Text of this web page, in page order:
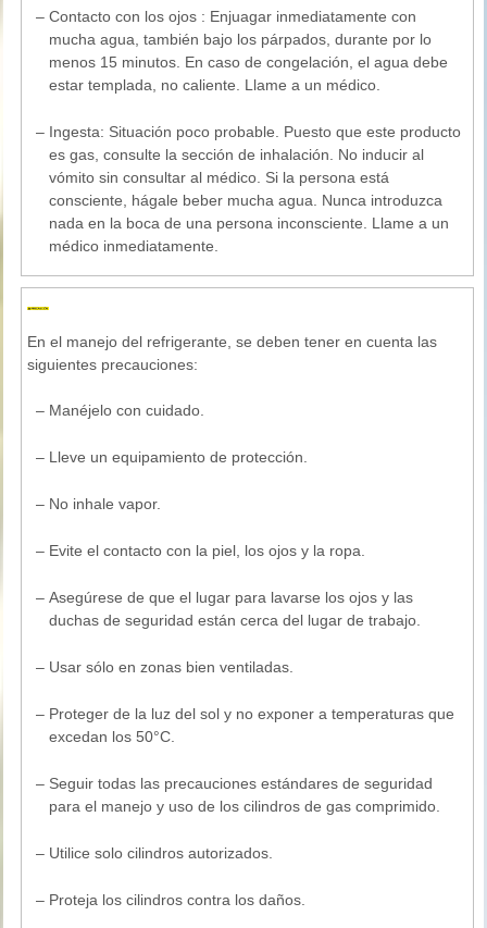
– Contacto con los ojos : Enjuagar inmediatamente con
mucha agua, también bajo los párpados, durante por lo
menos 15 minutos. En caso de congelación, el agua debe
estar templada, no caliente. Llame a un médico.
– Ingesta: Situación poco probable. Puesto que este producto
es gas, consulte la sección de inhalación. No inducir al
vómito sin consultar al médico. Si la persona está
consciente, hágale beber mucha agua. Nunca introduzca
nada en la boca de una persona inconsciente. Llame a un
médico inmediatamente.
En el manejo del refrigerante, se deben tener en cuenta las
siguientes precauciones:
– Manéjelo con cuidado.
– Lleve un equipamiento de protección.
– No inhale vapor.
– Evite el contacto con la piel, los ojos y la ropa.
– Asegúrese de que el lugar para lavarse los ojos y las
duchas de seguridad están cerca del lugar de trabajo.
– Usar sólo en zonas bien ventiladas.
– Proteger de la luz del sol y no exponer a temperaturas que
excedan los 50°C.
– Seguir todas las precauciones estándares de seguridad
para el manejo y uso de los cilindros de gas comprimido.
– Utilice solo cilindros autorizados.
– Proteja los cilindros contra los daños.